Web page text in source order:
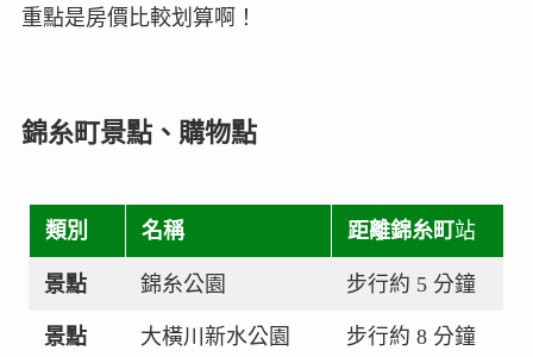
重點是房價比較划算啊！
錦糸町景點、購物點
類別 名稱 距離錦糸町站
景點 錦糸公園 步行約 5 分鐘
景點 大橫川新水公園 步行約 8 分鐘